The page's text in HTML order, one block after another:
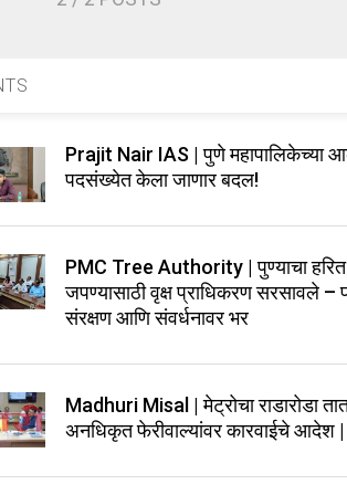
Prajit Nair IAS | पुणे महापालिकेच्या
पदसंख्येत केला जाणार बदल!
PMC Tree Authority | पुण्याचा हरित
जपण्यासाठी वृक्ष प्राधिकरण सरसावले –
संरक्षण आणि संवर्धनावर भर
Madhuri Misal | मेट्रोचा राडारोडा
अनधिकृत फेरीवाल्यांवर कारवाईचे आदेश |